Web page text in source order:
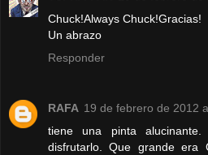
Chuck!Always Chuck!Gracias!
Un abrazo
Responder
RAFA 19 de febrero de 2012
tiene una pinta
disfrutarlo. Que grande era